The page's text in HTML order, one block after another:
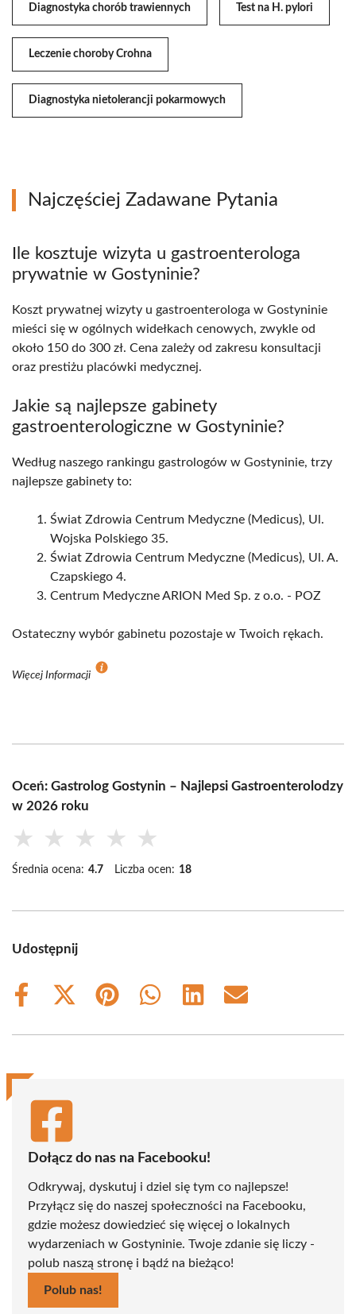
Diagnostyka chorób trawiennych Test na H. pylori
Leczenie choroby Crohna
Diagnostyka nietolerancji pokarmowych
Najczęściej Zadawane Pytania
Ile kosztuje wizyta u gastroenterologa
prywatnie w Gostyninie?
Koszt prywatnej wizyty u gastroenterologa w Gostyninie
mieści się w ogólnych widełkach cenowych, zwykle od
około 150 do 300 zł. Cena zależy od zakresu konsultacji
oraz prestiżu placówki medycznej.
Jakie są najlepsze gabinety
gastroenterologiczne w Gostyninie?
Według naszego rankingu gastrologów w Gostyninie, trzy
najlepsze gabinety to:
Świat Zdrowia Centrum Medyczne (Medicus), Ul.
Wojska Polskiego 35.
Świat Zdrowia Centrum Medyczne (Medicus), Ul. A.
Czapskiego 4.
Centrum Medyczne ARION Med Sp. z o.o. - POZ
Ostateczny wybór gabinetu pozostaje w Twoich rękach.
Więcej Informacji
Oceń: Gastrolog Gostynin – Najlepsi Gastroenterolodzy
w 2026 roku
★ ★ ★ ★ ★
Średnia ocena: 4.7 Liczba ocen: 18
Udostępnij
Share
Share
(Twitter)
Share
Share
Share
Share
Dołącz do nas na Facebooku!
Odkrywaj, dyskutuj i dziel się tym co najlepsze!
Przyłącz się do naszej społeczności na Facebooku,
gdzie możesz dowiedzieć się więcej o lokalnych
wydarzeniach w Gostyninie. Twoje zdanie się liczy -
polub naszą stronę i bądź na bieżąco!
Polub nas!